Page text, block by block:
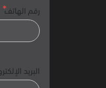
رقم الهاتف
البريد